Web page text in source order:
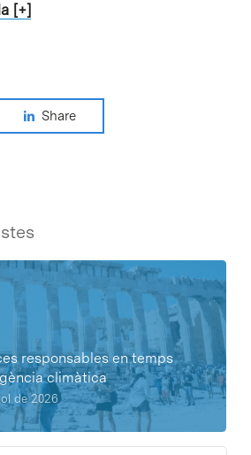
[+]
Share
responsables en temps
climàtica
de 2026